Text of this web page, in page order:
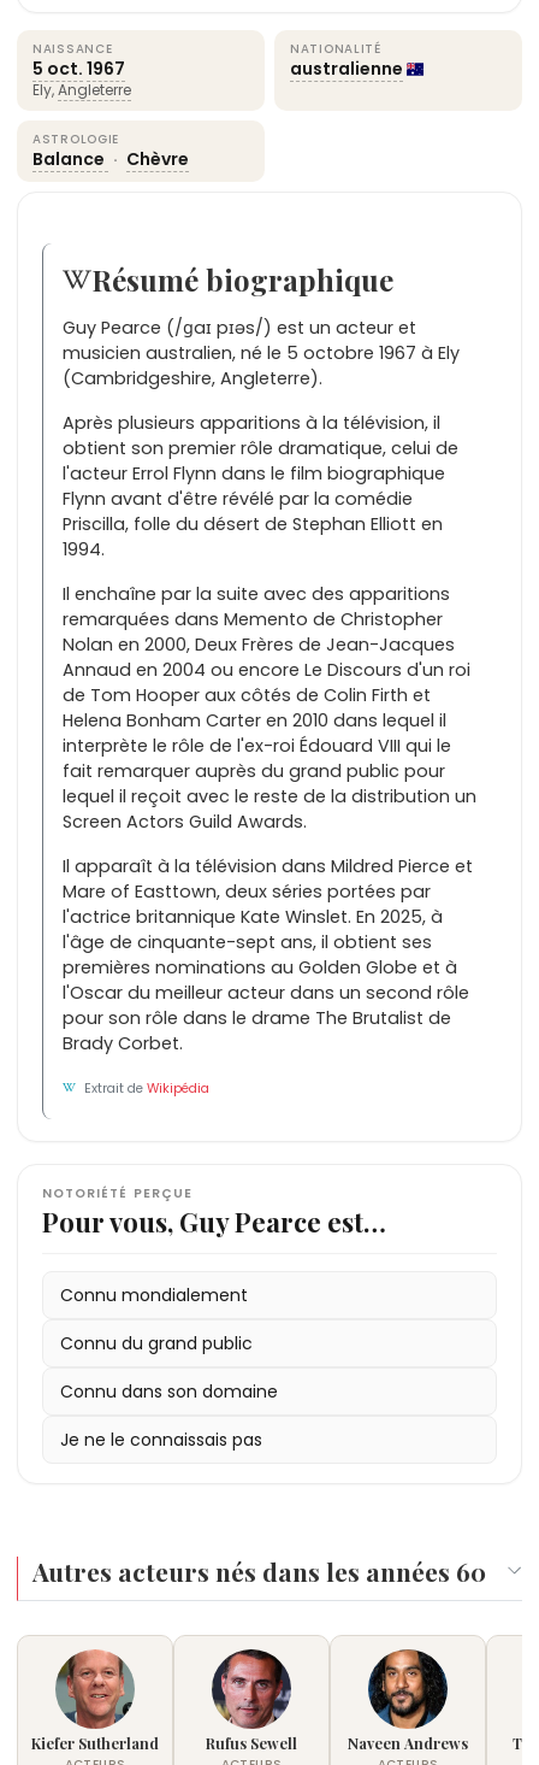
NAISSANCE
5 oct. 1967
Ely,Angleterre
NATIONALITÉ
australienne
ASTROLOGIE
Balance · Chèvre
Résumé biographique
Guy Pearce (/ɡaɪ pɪəs/) est un acteur et
musicien australien, né le 5 octobre 1967 à Ely
(Cambridgeshire, Angleterre).
Après plusieurs apparitions à la télévision, il
obtient son premier rôle dramatique, celui de
l'acteur Errol Flynn dans le film biographique
Flynn avant d'être révélé par la comédie
Priscilla, folle du désert de Stephan Elliott en
1994.
Il enchaîne par la suite avec des apparitions
remarquées dans Memento de Christopher
Nolan en 2000, Deux Frères de Jean-Jacques
Annaud en 2004 ou encore Le Discours d'un roi
de Tom Hooper aux côtés de Colin Firth et
Helena Bonham Carter en 2010 dans lequel il
interprète le rôle de l'ex-roi Édouard VIII qui le
fait remarquer auprès du grand public pour
lequel il reçoit avec le reste de la distribution un
Screen Actors Guild Awards.
Il apparaît à la télévision dans Mildred Pierce et
Mare of Easttown, deux séries portées par
l'actrice britannique Kate Winslet. En 2025, à
l'âge de cinquante-sept ans, il obtient ses
premières nominations au Golden Globe et à
l'Oscar du meilleur acteur dans un second rôle
pour son rôle dans le drame The Brutalist de
Brady Corbet.
Extrait deWikipédia
NOTORIÉTÉ PERÇUE
Pour vous, Guy Pearce est…
Connu mondialement
Connu du grand public
Connu dans son domaine
Je ne le connaissais pas
Autres acteurs nés dans les années 60
Kiefer Sutherland Rufus Sewell Naveen Andrews